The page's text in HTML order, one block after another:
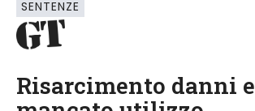
SENTENZE
Risarcimento danni e